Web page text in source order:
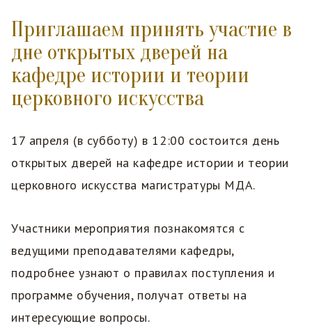
Приглашаем принять участие в
дне открытых дверей на
кафедре истории и теории
церковного искусства
17 апреля (в субботу) в 12:00 состоится день
открытых дверей на кафедре истории и теории
церковного искусства магистратуры МДА.
Участники мероприятия познакомятся с
ведущими преподавателями кафедры,
подробнее узнают о правилах поступления и
программе обучения, получат ответы на
интересующие вопросы.